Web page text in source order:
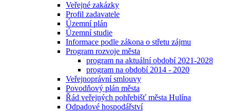
Veřejné zakázky
Profil zadavatele
Územní plán
Územní studie
Informace podle zákona o střetu zájmu
Program rozvoje města
program na aktuální období 2021-2028
program na období 2014 - 2020
Veřejnoprávní smlouvy
Povodňový plán města
Řád veřejných pohřebišť města Hulína
Odpadové hospodářství